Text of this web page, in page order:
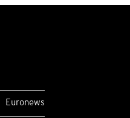
Euronews